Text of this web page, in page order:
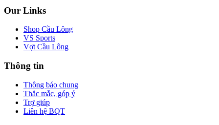
Our Links
Shop Cầu Lông
VS Sports
Vợt Cầu Lông
Thông tin
Thông báo chung
Thắc mắc, góp ý
Trợ giúp
Liên hệ BQT